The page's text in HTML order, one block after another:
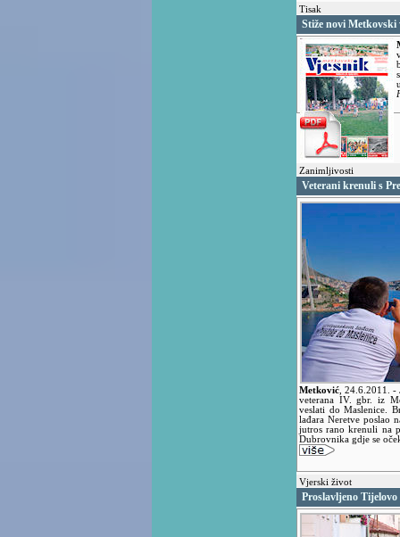
Tisak
Stiže novi Metkovski
Zanimljivosti
Veterani krenuli s
Metković ,24.6.2011.-
veterana IV. gbr. iz
veslati do Maslenice.
lađara Neretve poslao
jutros rano krenuli na
Dubrovnika gdje se
Vjerski život
Proslavljeno Tijelovo